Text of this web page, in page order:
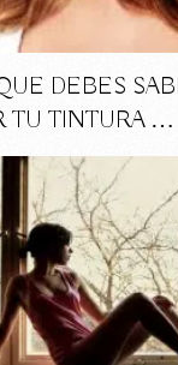
DEBES
TU TINTURA …